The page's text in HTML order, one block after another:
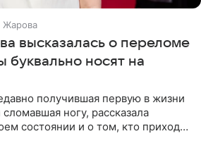
Жарова
высказалась о переломе
буквально носят на
получившая первую в жизни
ногу, рассказала
состоянии и о том, кто приходит